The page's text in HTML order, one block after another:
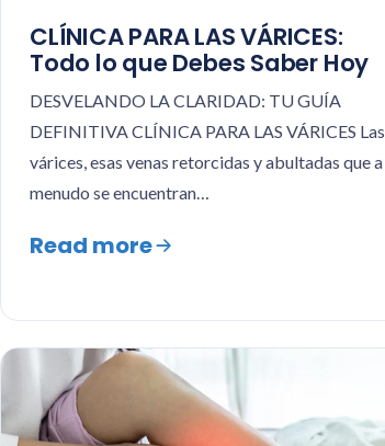
CLÍNICA PARA LAS VÁRICES:
Todo lo que Debes Saber Hoy
DESVELANDO LA CLARIDAD: TU GUÍA
DEFINITIVA CLÍNICA PARA LAS VÁRICES Las
várices, esas venas retorcidas y abultadas que a
menudo se encuentran…
Read more